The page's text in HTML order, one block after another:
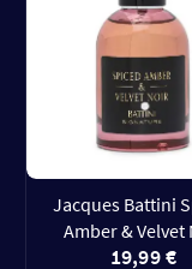
Jacques Battini
Amber & Velvet
19,99 €